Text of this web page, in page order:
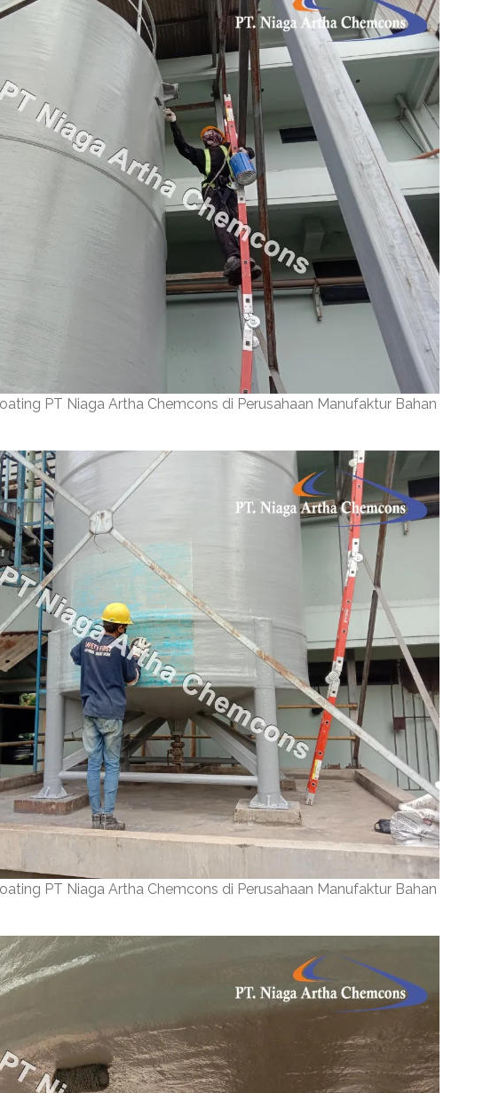
PT Niaga Artha Chemcons di Perusahaan Manufaktur Bahan
PT Niaga Artha Chemcons di Perusahaan Manufaktur Bahan